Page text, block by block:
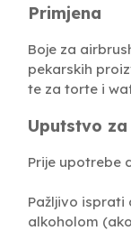
Primjena
Boje za
pekarskih
te za torte i
Uputstvo
Prije upotrebe
Pažljivo isprati
alkoholom